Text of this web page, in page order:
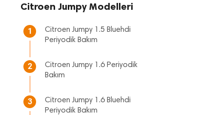
Citroen Jumpy Modelleri
1
Citroen Jumpy 1.5 Bluehdi
Periyodik Bakım
2
Citroen Jumpy 1.6 Periyodik
Bakım
3
Citroen Jumpy 1.6 Bluehdi
Periyodik Bakım